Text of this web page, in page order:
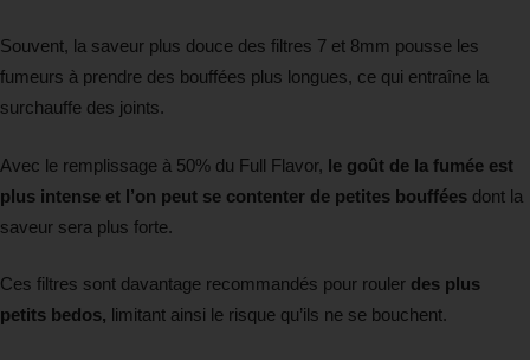
Souvent, la saveur plus douce des filtres 7 et 8mm pousse les
fumeurs à prendre des bouffées plus longues, ce qui entraîne la
surchauffe des joints.
Avec le remplissage à 50% du Full Flavor, le goût de la fumée est
plus intense et l’on peut se contenter de petites bouffées dont la
saveur sera plus forte.
Ces filtres sont davantage recommandés pour rouler des plus
petits bedos, limitant ainsi le risque qu’ils ne se bouchent.